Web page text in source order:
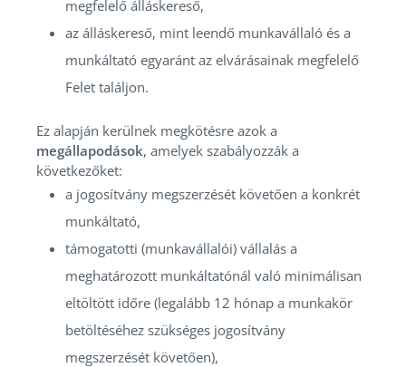
megfelelő álláskereső,
az álláskereső, mint leendő munkavállaló és a
munkáltató egyaránt az elvárásainak megfelelő
Felet találjon.
Ez alapján kerülnek megkötésre azok a
megállapodások, amelyek szabályozzák a
következőket:
a jogosítvány megszerzését követően a konkrét
munkáltató,
támogatotti (munkavállalói) vállalás a
meghatározott munkáltatónál való minimálisan
eltöltött időre (legalább 12 hónap a munkakör
betöltéséhez szükséges jogosítvány
megszerzését követően),